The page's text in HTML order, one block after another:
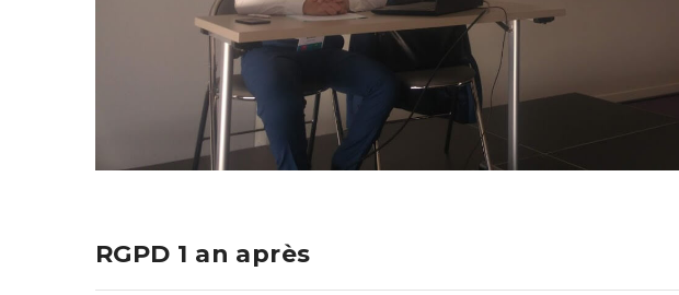
RGPD 1 an après